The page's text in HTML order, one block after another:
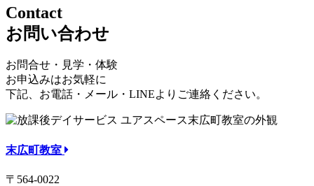
Contact
お問い合わせ
お問合せ・見学・体験
お申込みはお気軽に
下記、お電話・メール・LINEよりご連絡ください。
末広町教室
〒564-0022